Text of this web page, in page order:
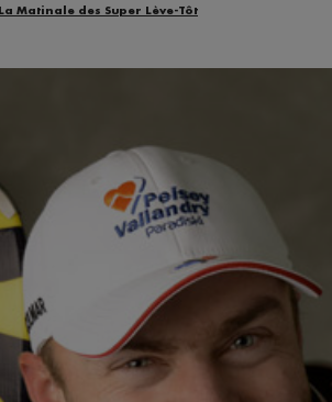
La Matinale des Super Lève-Tôt